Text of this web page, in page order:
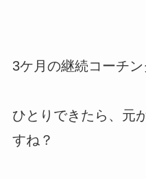
3ケ月の継続コーチ
ひとりできたら、元
すね？